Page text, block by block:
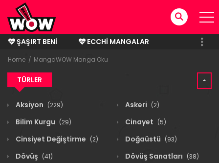
ŞAŞIRT BENI
ECCHI MANGALAR
BITMIŞ MANGALAR
Home MangaWOW Manga Oku
TÜRLER
Aksiyon (229) Askeri (2)
Bilim Kurgu (29) Cinayet (5)
Cinsiyet Değiştirme (2) Doğaüstü (93)
Dövüş (41) Dövüş Sanatları (38)